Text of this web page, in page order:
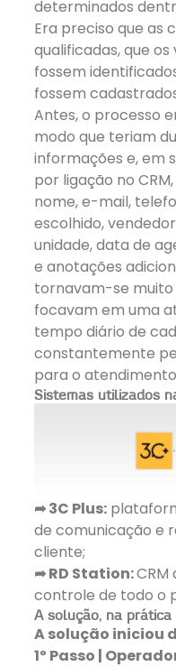
determinados
Era preciso que as
qualificadas, que
fossem
fossem
Antes, o processo
modo que teriam
informações e, em
por ligação no
nome, e-mail,
escolhido,
unidade, data de
e anotações
tornavam-se muito
focavam em uma
tempo diário de
constantemente
para o
Sistemas utilizados
➦ 3C Plus:
de comunicação e
cliente;
➦ RD Station:CRM
controle de todo o
A solução, na prática
A solução iniciou
1º Passo |